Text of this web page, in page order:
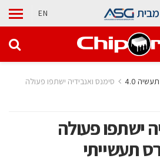
מבית EN
4.0
סימנס ואנבידיה ישתפו פעולה
ישתפו פעולה
תעשייתי